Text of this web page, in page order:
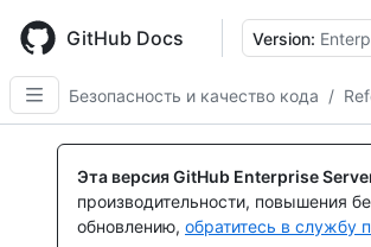
main
content
GitHub Docs Version:
Безопасность и качество кода /
Эта версия GitHub Enterprise
производительности, повышения
обновлению, обратитесь в службу